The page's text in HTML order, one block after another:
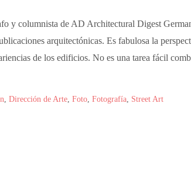
y columnista de AD Architectural Digest
arquitectónicas. Es fabulosa la
de los edificios. No es una tarea fácil
Dirección de Arte, Foto, Fotografía, Street Art